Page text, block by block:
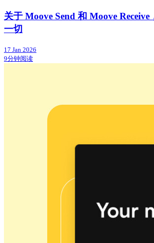
关于 Moove Send 和 Moove
一切
17 Jan 2026
9分钟阅读